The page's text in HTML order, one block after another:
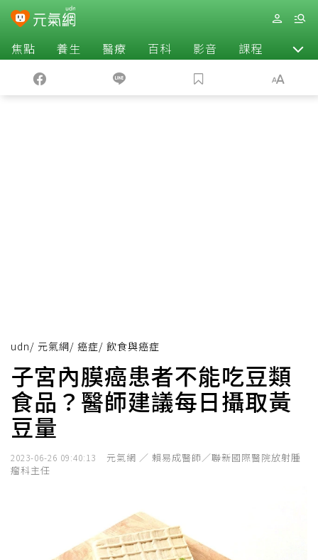
焦點 養生 醫療 百科 影音 課程 退休
udn/ 元氣網/ 癌症/ 飲食與癌症
子宮內膜癌患者不能吃豆類
食品？醫師建議每日攝取黃
豆量
2023-06-26 09:40:13
元氣網 ／ 賴易成醫師／聯新國際醫院放射腫
瘤科主任